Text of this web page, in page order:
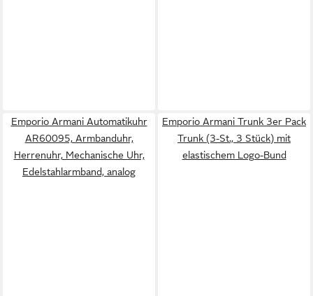
Emporio Armani Automatikuhr
AR60095, Armbanduhr,
Herrenuhr, Mechanische Uhr,
Edelstahlarmband, analog
Emporio Armani Trunk 3er Pack
Trunk (3-St., 3 Stück) mit
elastischem Logo-Bund